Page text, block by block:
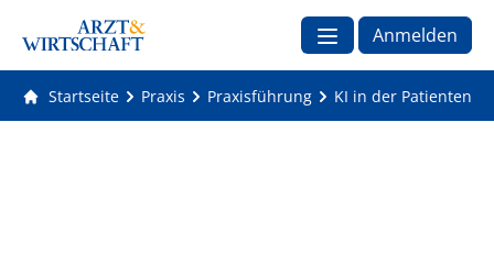
Anmelden
Startseite Praxis Praxisführung KI in der